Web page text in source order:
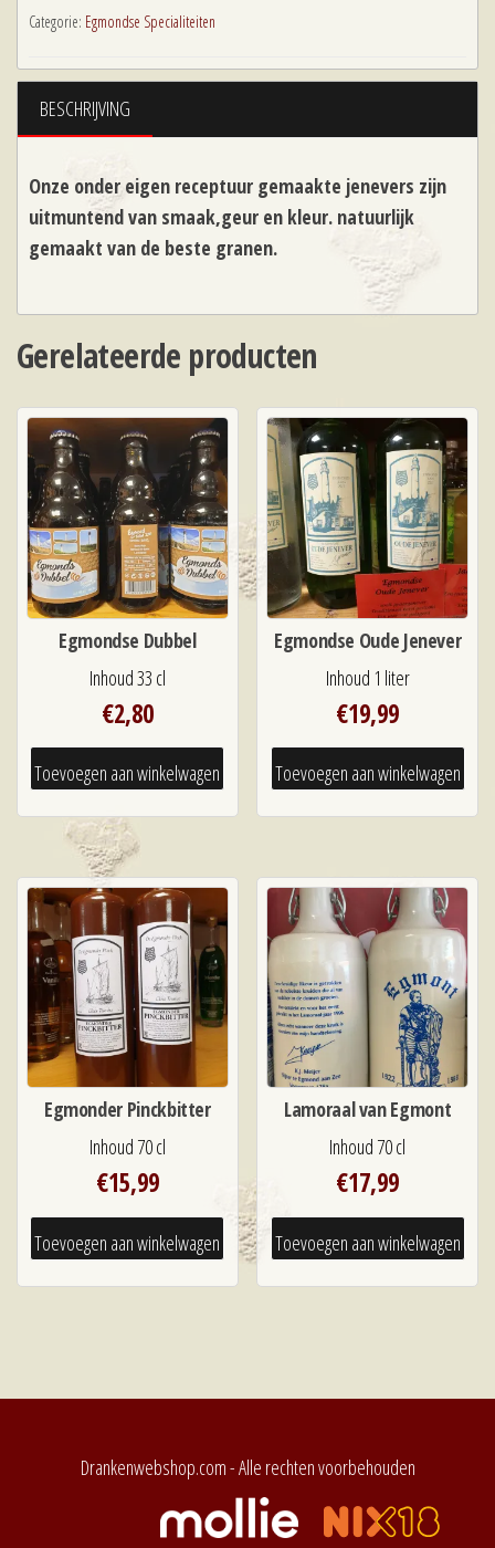
Categorie: Egmondse Specialiteiten
BESCHRIJVING
Onze onder eigen receptuur gemaakte jenevers zijn
uitmuntend van smaak,geur en kleur. natuurlijk
gemaakt van de beste granen.
Gerelateerde producten
Egmondse Dubbel
Inhoud 33 cl
€2,80
Toevoegen aan winkelwagen
Egmondse Oude Jenever
Inhoud 1 liter
€19,99
Toevoegen aan winkelwagen
Egmonder Pinckbitter
Inhoud 70 cl
€15,99
Toevoegen aan winkelwagen
Lamoraal van Egmont
Inhoud 70 cl
€17,99
Toevoegen aan winkelwagen
Drankenwebshop.com - Alle rechten voorbehouden